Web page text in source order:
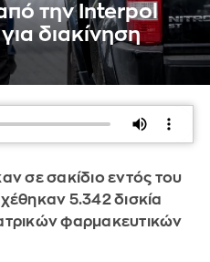
την Interpol
διακίνηση
σε σακίδιο εντός του
5.342 δισκία
φαρμακευτικών